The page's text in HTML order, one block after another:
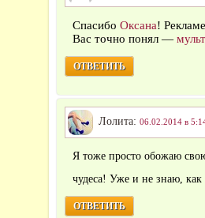
Спасибо Оксана!
Вас точно понял —
ОТВЕТИТЬ
Лолита: 06.02.2014 в
Я тоже просто обожаю
чудеса! Уже и не знаю, как
ОТВЕТИТЬ